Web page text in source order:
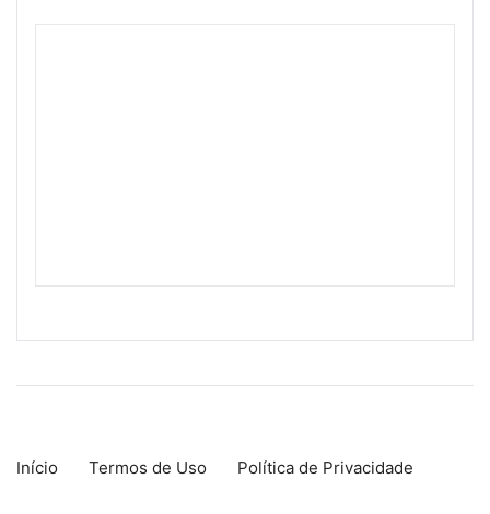
Início Termos de Uso Política de Privacidade